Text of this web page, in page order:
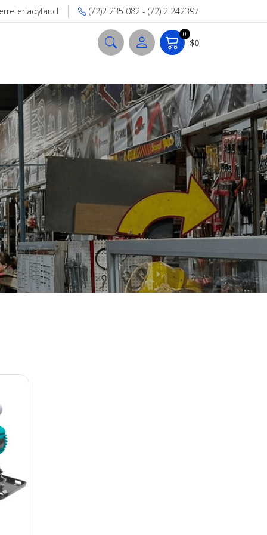
(72)2 235 082 - (72) 2 242397
0
$0